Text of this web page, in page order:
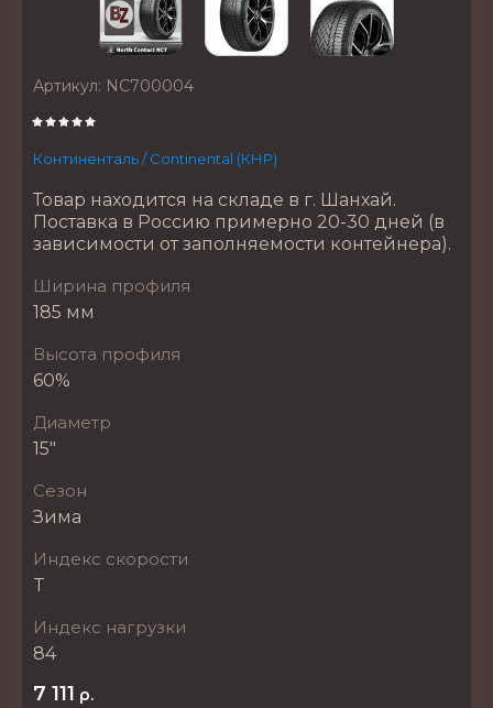
Артикул: NC700004
Континенталь / Continental (КНР)
Товар находится на складе в г. Шанхай.
Поставка в Россию примерно 20-30 дней (в
зависимости от заполняемости контейнера).
Ширина профиля
185 мм
Высота профиля
60%
Диаметр
15"
Сезон
Зима
Индекс скорости
T
Индекс нагрузки
84
7 111 р.